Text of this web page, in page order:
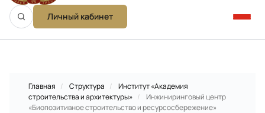
Личный кабинет
Главная / Структура /
Институт «Академия
строительства и архитектуры» /
Инжиниринговый центр
«Биопозитивное строительство и ресурсосбережение»